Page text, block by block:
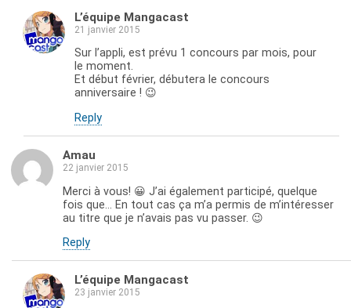
L’équipe Mangacast
21 janvier 2015
Sur l’appli, est prévu 1 concours par mois, pour
le moment.
Et début février, débutera le concours
anniversaire ! 😉
Reply
Amau
22 janvier 2015
Merci à vous! 😀 J’ai également participé, quelque
fois que… En tout cas ça m’a permis de m’intéresser
au titre que je n’avais pas vu passer. 😉
Reply
L’équipe Mangacast
23 janvier 2015